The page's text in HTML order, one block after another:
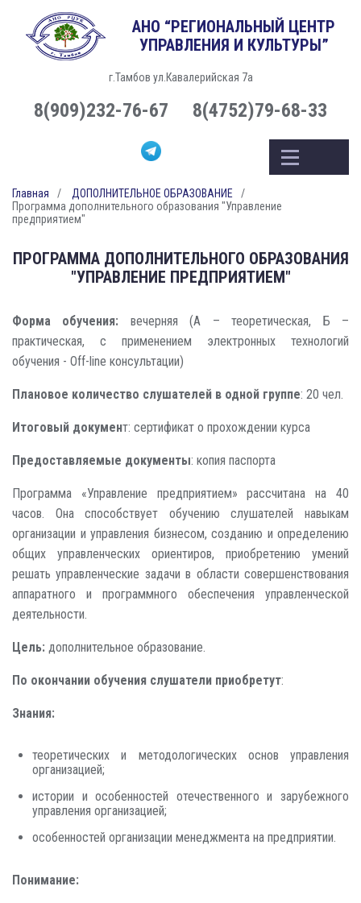
АНО “РЕГИОНАЛЬНЫЙ ЦЕНТР
УПРАВЛЕНИЯ И КУЛЬТУРЫ”
г.Тамбов ул.Кавалерийская 7а
8(909)232-76-67 8(4752)79-68-33
Главная
ДОПОЛНИТЕЛЬНОЕ ОБРАЗОВАНИЕ
Программа дополнительного образования "Управление
предприятием"
ПРОГРАММА ДОПОЛНИТЕЛЬНОГО ОБРАЗОВАНИЯ
"УПРАВЛЕНИЕ ПРЕДПРИЯТИЕМ"
Форма обучения: вечерняя (А – теоретическая, Б –
практическая, с применением электронных технологий
обучения - Off-line консультации)
Плановое количество слушателей в одной группе: 20 чел.
Итоговый документ: сертификат о прохождении курса
Предоставляемые документы: копия паспорта
Программа «Управление предприятием» рассчитана на 40
часов. Она способствует обучению слушателей навыкам
организации и управления бизнесом, созданию и определению
общих управленческих ориентиров, приобретению умений
решать управленческие задачи в области совершенствования
аппаратного и программного обеспечения управленческой
деятельности.
Цель: дополнительное образование.
По окончании обучения слушатели приобретут:
Знания:
теоретических и методологических основ управления
организацией;
истории и особенностей отечественного и зарубежного
управления организацией;
особенностей организации менеджмента на предприятии.
Понимание: